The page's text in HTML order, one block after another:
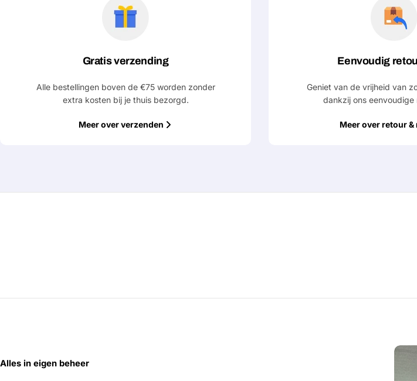
Gratis verzending
Alle bestellingen boven de €75 worden zonder
extra kosten bij je thuis bezorgd.
Meer over verzenden
Eenvoudig
Geniet van de vrijheid van
dankzij ons eenvoudige
Meer over retour &
Alles in eigen beheer